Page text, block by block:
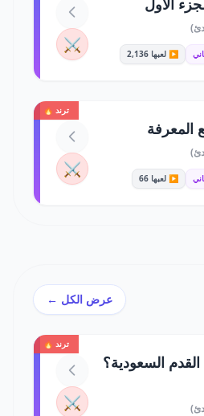
الاول
▶️ لعبها 2,136 ⚔️
ترند 🔥
المعرفة
▶️ لعبها 66 ⚔️
عرض الكل ←
ترند 🔥
السعودية؟
⚔️